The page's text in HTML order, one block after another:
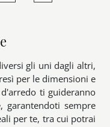
gli uni dagli altri,
per le dimensioni e
ti guideranno
sempre
per te, tra cui potrai